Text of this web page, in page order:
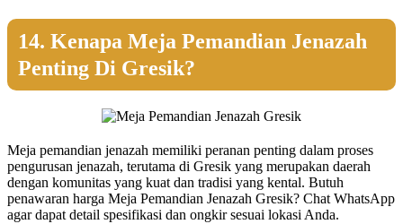
14. Kenapa Meja Pemandian Jenazah
Penting Di Gresik?
Meja pemandian jenazah memiliki peranan penting dalam proses
pengurusan jenazah, terutama di Gresik yang merupakan daerah
dengan komunitas yang kuat dan tradisi yang kental. Butuh
penawaran harga Meja Pemandian Jenazah Gresik? Chat WhatsApp
agar dapat detail spesifikasi dan ongkir sesuai lokasi Anda.